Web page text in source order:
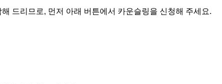
드리므로, 먼저 아래 버튼에서 카운슬링을 신청해 주세요.